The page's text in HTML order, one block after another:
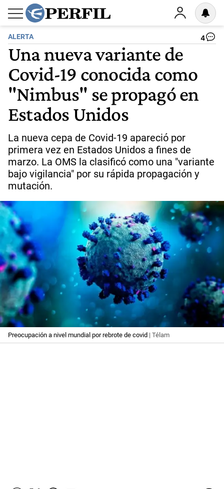
ALERTA 4
Una nueva variante de
Covid-19 conocida como
"Nimbus" se propagó en
Estados Unidos
La nueva cepa de Covid-19 apareció por
primera vez en Estados Unidos a fines de
marzo. La OMS la clasificó como una "variante
bajo vigilancia" por su rápida propagación y
mutación.
Preocupación a nivel mundial por rebrote de covid | Télam